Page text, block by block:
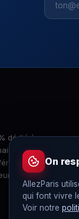
dédié à
: infos du
de
mercato,
On
AllezParis
qui font vivre
Voir notre